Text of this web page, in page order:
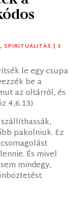
,SPIRITUALITÁS | 3
le egy csupa
be a
az oltárról, és
4,6.13)
pakolniuk. Ez
És mivel
mindegy,